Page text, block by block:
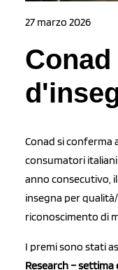
27 marzo 2026
Conad si conferma
consumatori
anno consecutivo,
insegna per
riconoscimento di
I premi sono stati
Research – settima